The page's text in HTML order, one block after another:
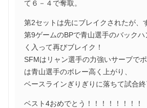
て６－４で奪取。
第2セットは先にブレイクされたが、
第9ゲームのBPで青山選手のバック
く入って再びブレイク！
SFMはリャン選手の力強いサーブで
は青山選手のボレー高く上がり、
ベースラインぎりぎりに落ちて試合
ベスト4おめでとう！！！！！！！！